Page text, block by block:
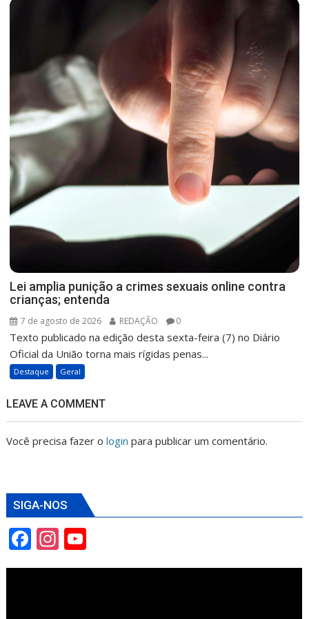
Lei amplia punição a crimes sexuais online contra
crianças; entenda
7 de agosto de 2026 REDAÇÃO 0
Texto publicado na edição desta sexta-feira (7) no Diário
Oficial da União torna mais rígidas penas...
Destaque Geral
LEAVE A COMMENT
Você precisa fazer ologin para publicar um comentário.
SIGA-NOS
F
ac
In
st o